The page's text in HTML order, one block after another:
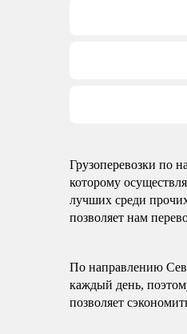
Грузоперевозки по
которому
лучших среди
позволяет нам
По направлению
каждый день,
позволяет